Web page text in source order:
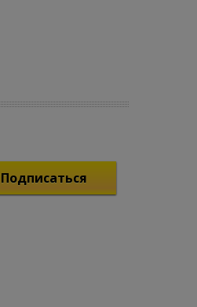
Подписаться